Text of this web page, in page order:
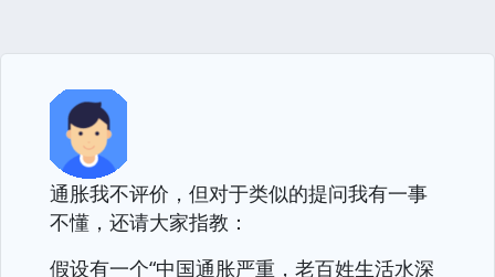
通胀我不评价，但对于类似的提问我有一事
不懂，还请大家指教：
假设有一个“中国通胀严重，老百姓生活水深